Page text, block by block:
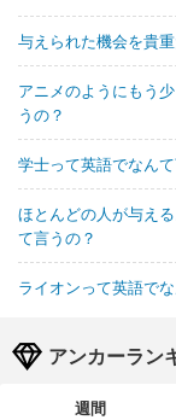
与えられた機会を貴
アニメのようにもう
うの？
学士って英語でなん
ほとんどの人が与え
て言うの？
ライオンって英語で
アンカーラン
週間